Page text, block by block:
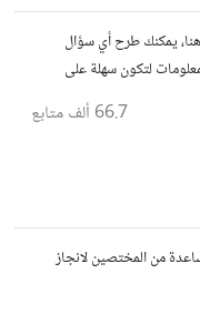
يمكنك طرح أي سؤال
لتكون سهلة على
66.7 ألف متابع
من المختصين لانجاز